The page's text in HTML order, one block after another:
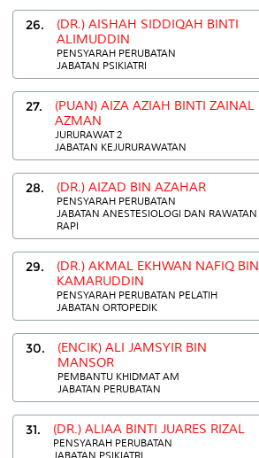
26.
(DR.) AISHAH SIDDIQAH BINTI
ALIMUDDIN
PENSYARAH PERUBATAN
JABATAN PSIKIATRI
27.
(PUAN) AIZA AZIAH BINTI ZAINAL
AZMAN
JURURAWAT 2
JABATAN KEJURURAWATAN
28. (DR.) AIZAD BIN AZAHAR
PENSYARAH PERUBATAN
JABATAN ANESTESIOLOGI DAN RAWATAN
RAPI
29.
(DR.) AKMAL EKHWAN NAFIQ BIN
KAMARUDDIN
PENSYARAH PERUBATAN PELATIH
JABATAN ORTOPEDIK
30.
(ENCIK) ALI JAMSYIR BIN
MANSOR
PEMBANTU KHIDMAT AM
JABATAN PERUBATAN
31. (DR.) ALIAA BINTI JUARES RIZAL
PENSYARAH PERUBATAN
JABATAN PSIKIATRI